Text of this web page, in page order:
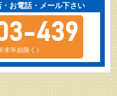
お電話・メール下さい
439
末年始除く）